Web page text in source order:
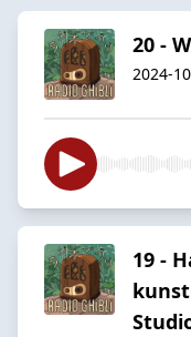
20 -
2024-
19 -